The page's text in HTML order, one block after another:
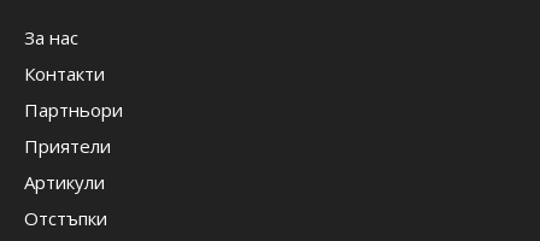
За нас
Контакти
Партньори
Приятели
Артикули
Отстъпки